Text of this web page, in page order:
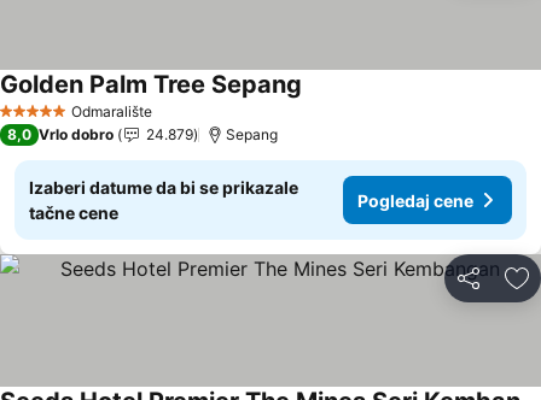
5 ZvezdiceOdmaralište
Golden Palm Tree Sepang
8,0 Vrlo dobro 24.879 Sepang
Izaberi datume da bi se prikazale
tačne cene
Pogledaj cene
Deli